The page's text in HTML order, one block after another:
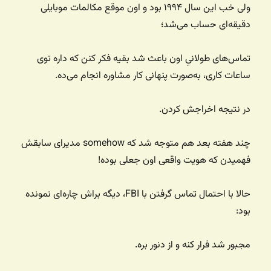
ولی خب این سال ۱۹۹۴ بود و اون موقع مکالمات موبایلی
دقیقه‌ای حساب می‌شد؛
تماس‌های طولانیِ اون باعث شد بقیه فکر کنن که داره توی
ساعات کاری، به‌صورت پنهانی کار مشاوره انجام می‌ده.
در نتیجه اخراجش کردن.
چند هفته بعد هم متوجه شد که somehow مدیرای سابقش
فهمیدن که هویت واقعی اون جعلی بوده!
حالا با احتمال تماس گرفتن با FBI، دیگه براش چاره‌ای نمونده
بود:
مجبور شد فرار کنه و از دنور بره.